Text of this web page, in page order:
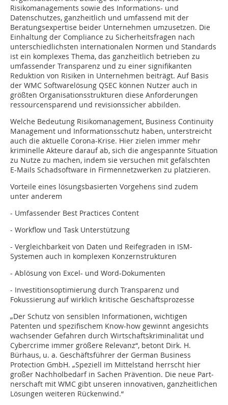
Risikomanagements sowie des Informations- und
Datenschutzes, ganz­heitlich und umfassend mit der
Beratungsexpertise beider Unternehmen umzusetzen. Die
Einhaltung der Compliance zu Sicherheitsfragen nach
unterschiedlichsten internationalen Normen und Standards
ist ein kom­plexes Thema, das ganzheitlich betrieben zu
umfassen­der Transparenz und zu einer signifikanten
Reduktion von Risiken in Unternehmen bei­trägt. Auf Basis
der WMC Softwarelösung QSEC können Nutzer auch in
größten Orga­ni­sations­strukturen diese Anforderungen
ressourcensparend und revisionssicher abbilden.
Welche Bedeutung Risikomanagement, Business Continuity
Management und Infor­ma­tionsschutz haben, unterstreicht
auch die aktuelle Corona-Krise. Hier zielen immer mehr
kriminelle Akteure darauf ab, sich die angespannte Situation
zu Nutze zu machen, indem sie versuchen mit gefälsch­ten
E-Mails Schadsoftware in Firmennetzwerken zu platzieren.
Vorteile eines lösungsbasierten Vorgehens sind zudem
unter anderem
- Umfassender Best Practices Content
- Workflow und Task Unterstützung
- Vergleichbarkeit von Daten und Reifegraden in ISM-
Systemen auch in komplexen Konzernstrukturen
- Ablösung von Excel- und Word-Dokumenten
- Investitionsoptimierung durch Transparenz und
Fokussierung auf wirklich kritische Geschäftsprozesse
„Der Schutz von sensiblen Informationen, wichtigen
Patenten und spezifischem Know-how gewinnt angesichts
wachsender Gefahren durch Wirtschaftskriminalität und
Cyber­crime immer größere Relevanz“, betont Dirk. H.
Bürhaus, u. a. Geschäfts­führer der German Business
Protection GmbH. „Speziell im Mittelstand herrscht hier
großer Nachholbedarf in Sachen Prävention. Die neue Part­
nerschaft mit WMC gibt unseren innovativen, ganz­heit­lichen
Lösungen weiteren Rückenwind.“